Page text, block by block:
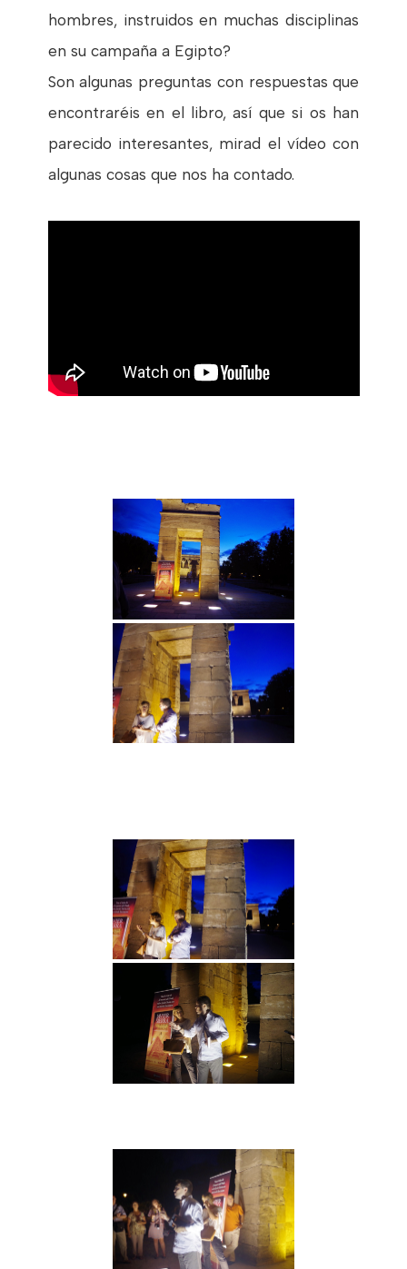
hombres, instruidos en muchas disciplinas
en su campaña a Egipto?
Son algunas preguntas con respuestas que
encontraréis en el libro, así que si os han
parecido interesantes, mirad el vídeo con
algunas cosas que nos ha contado.